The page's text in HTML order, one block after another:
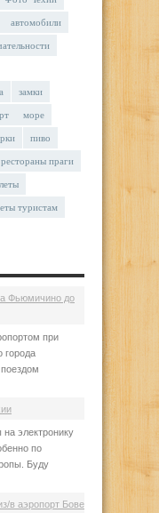
автомобили
замки
море
пиво
рестораны праги
туристам
Фьюмичино до
при
города
электронику
по
Буду
в аэропорт Бове